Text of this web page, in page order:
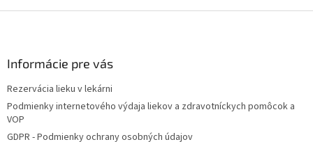
Informácie pre vás
Rezervácia lieku v lekárni
Podmienky internetového výdaja liekov a zdravotníckych pomôcok a
VOP
GDPR - Podmienky ochrany osobných údajov